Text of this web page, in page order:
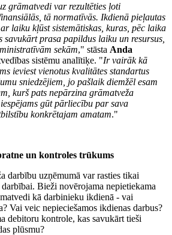
grāmatvedi var rezultēties ļoti
tā normatīvās. Ikdienā pieļautas
laiku kļūst sistemātiskas, kuras, pēc laika
prasa papildus laiku un resursus,
sekām," stāsta Anda
sistēmu analītiķe. "Ir vairāk kā
ieviest vienotus kvalitātes standartus
sniedzējiem, jo pašlaik diemžēl esam
kurš pats nepārzina grāmatveža
gūt pārliecību par sava
konkrētajam amatam."
un kontroles trūkums
darbību uzņēmumā var rasties tikai
Bieži novērojama nepietiekama
kā darbinieku ikdienā - vai
Vai veic nepieciešamos ikdienas darbus?
debitoru kontrole, kas savukārt tieši
plūsmu?